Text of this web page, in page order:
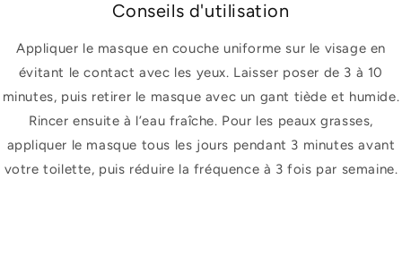
Conseils d'utilisation
Appliquer le masque en couche uniforme sur le visage en
évitant le contact avec les yeux. Laisser poser de 3 à 10
minutes, puis retirer le masque avec un gant tiède et humide.
Rincer ensuite à l’eau fraîche. Pour les peaux grasses,
appliquer le masque tous les jours pendant 3 minutes avant
votre toilette, puis réduire la fréquence à 3 fois par semaine.